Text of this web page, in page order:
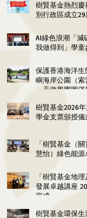
樹賢基金熱烈慶
別行政區成立29
AI綠色浪潮「減
我做得到」學童
行
保護香港海洋生
嶼海岸公園（索
一天遊學團圓
樹賢基金2026年
學金支票頒授儀
「樹賢基金（
慧怡）綠色能源
「樹賢基金地
發展卓越講座
完成
樹賢基金環保生